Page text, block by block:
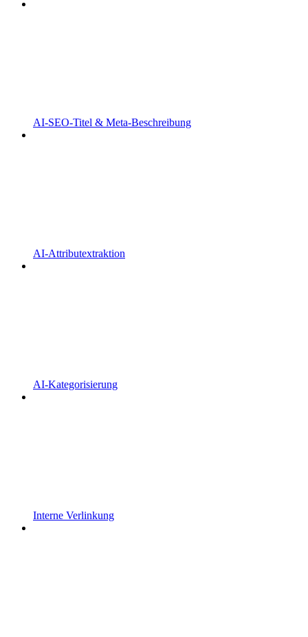
AI-SEO-Titel & Meta-Beschreibung
AI-Attributextraktion
AI-Kategorisierung
Interne Verlinkung